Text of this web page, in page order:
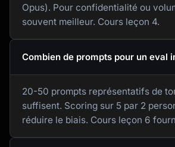
Opus). Pour confidentialité ou
souvent meilleur. Cours leçon 4.
Combien de prompts pour un eval
20-50 prompts représentatifs de
suffisent. Scoring sur 5 par 2
réduire le biais. Cours leçon 6